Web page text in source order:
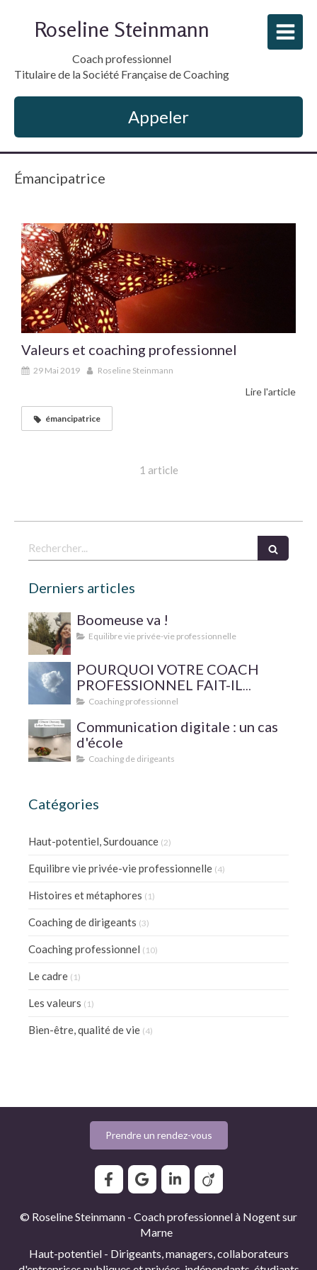
Roseline Steinmann
Coach professionnel
Titulaire de la Société Française de Coaching
Appeler
Émancipatrice
Valeurs et coaching professionnel
29 Mai 2019 Roseline Steinmann
Lire l'article
émancipatrice
1 article
Rechercher
Derniers articles
Boomeuse va !
Equilibre vie privée-vie professionnelle
POURQUOI VOTRE COACH
PROFESSIONNEL FAIT-IL
SUPERVISER SA PRATIQUE ?
Coaching professionnel
Communication digitale : un cas
d'école
Coaching de dirigeants
Catégories
Haut-potentiel, Surdouance (2)
Equilibre vie privée-vie professionnelle (4)
Histoires et métaphores (1)
Coaching de dirigeants (3)
Coaching professionnel (10)
Le cadre (1)
Les valeurs (1)
Bien-être, qualité de vie (4)
Prendre un rendez-vous
© Roseline Steinmann - Coach professionnel à Nogent sur
Marne
Haut-potentiel - Dirigeants, managers, collaborateurs